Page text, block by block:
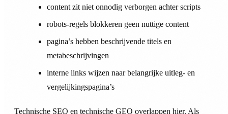
content zit niet onnodig verborgen achter scripts
robots-regels blokkeren geen nuttige content
pagina’s hebben beschrijvende titels en
metabeschrijvingen
interne links wijzen naar belangrijke uitleg- en
vergelijkingspagina’s
Technische SEO en technische GEO overlappen hier. Als